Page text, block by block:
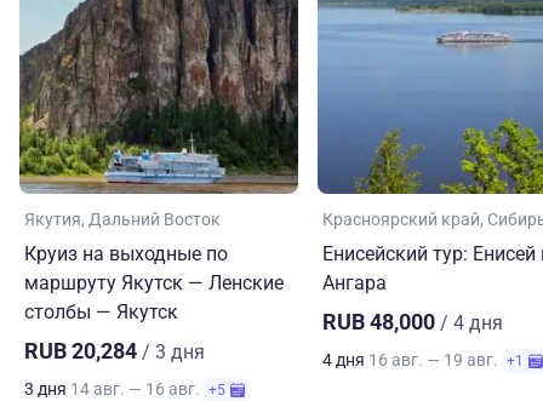
Якутия Дальний Восток
Круиз на выходные по
маршруту Якутск — Ленские
столбы — Якутск
RUB 20,284 / 3 дня
3 дня 14 авг. — 16 авг. +5
Красноярский край
Енисейский тур: Енисей
Ангара
RUB 48,000 / 4 дня
4 дня 16 авг. — 19 авг. +1